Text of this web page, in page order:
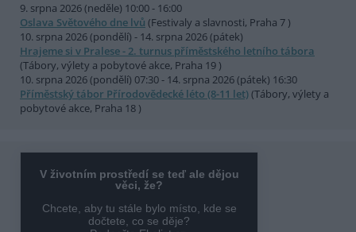
9. srpna 2026 (neděle) 10:00 - 16:00
Oslava Světového dne lvů (Festivaly a slavnosti, Praha 7 )
10. srpna 2026 (pondělí) - 14. srpna 2026 (pátek)
Hrajeme si v Pralese - 2. turnus příměstského letního tábora
(Tábory, výlety a pobytové akce, Praha 19 )
10. srpna 2026 (pondělí) 07:30 - 14. srpna 2026 (pátek) 16:30
Příměstský tábor Přírodovědecké léto (8-11 let)(Tábory, výlety a
pobytové akce, Praha 18 )